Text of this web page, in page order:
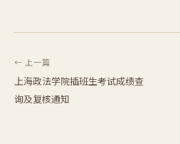
← 上一篇
上海政法学院插班生考试成绩查
询及复核通知